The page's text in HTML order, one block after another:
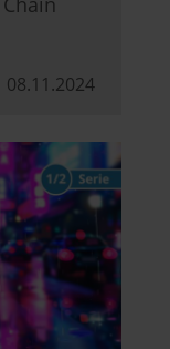
08.11.2024